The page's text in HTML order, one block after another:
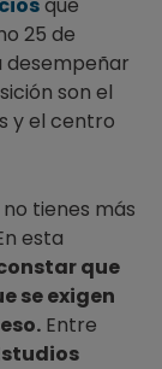
25 de
desempeñar
son el
y el centro
tienes más
esta
que
se exigen
Entre